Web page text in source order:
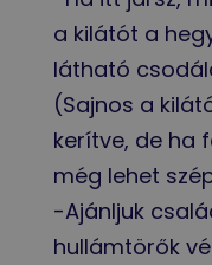
a kilátót a
látható
(Sajnos a
kerítve, de ha
még lehet
-Ajánljuk
hullámtörők